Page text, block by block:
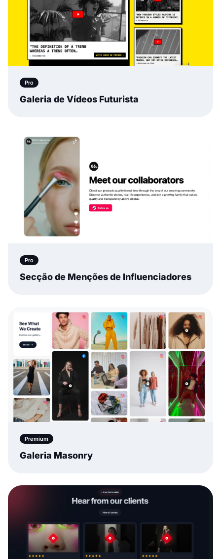
Pro
Galeria de Vídeos Futurista
Pro
Secção de Menções de Influenciadores
Premium
Galeria Masonry